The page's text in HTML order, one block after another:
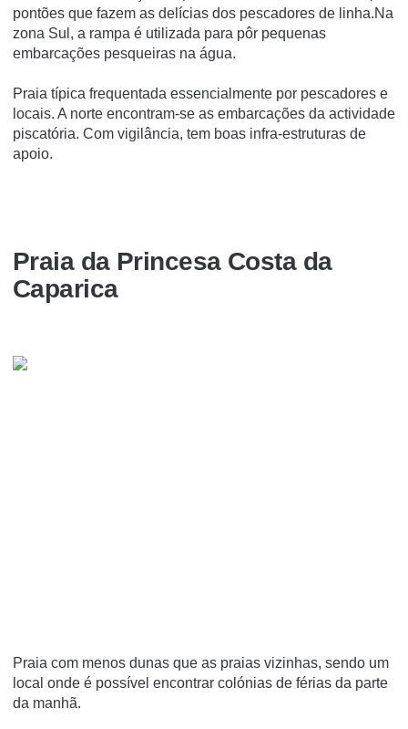
pontões que fazem as delícias dos pescadores de linha.Na
zona Sul, a rampa é utilizada para pôr pequenas
embarcações pesqueiras na água.
Praia típica frequentada essencialmente por pescadores e
locais. A norte encontram-se as embarcações da actividade
piscatória. Com vigilância, tem boas infra-estruturas de
apoio.
Praia da Princesa Costa da
Caparica
Praia com menos dunas que as praias vizinhas, sendo um
local onde é possível encontrar colónias de férias da parte
da manhã.